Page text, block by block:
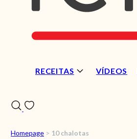
RECEITAS VÍDEOS
Homepage > 10 chalotas